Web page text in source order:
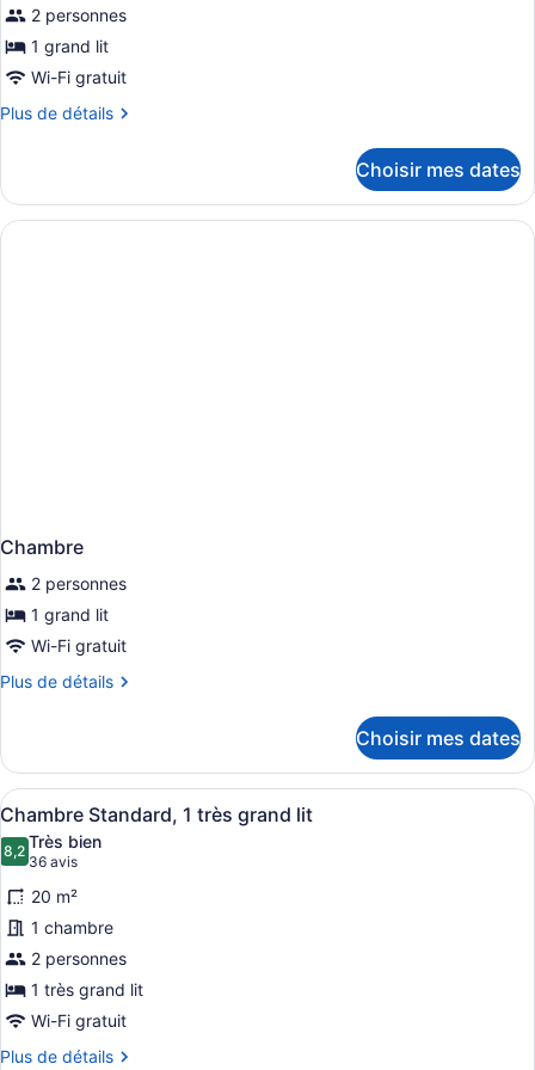
2 personnes
1 grand lit
Wi-Fi gratuit
Plus de détails
Plus
Chambre
Choisir mes dates
Chambre
2 personnes
1 grand lit
Wi-Fi gratuit
Plus de détails
Plus
Chambre
Choisir mes dates
Afficher
toutes
les
photos
pour
ce
type
de
chambre :
Chambre
Une chambre d’hôtel avec un lit
10
Chambre Standard, 1 très grand lit
8,28,2 sur 10
Très bien
36 avis
(36 avis)
20 m²
1 chambre
2 personnes
1 très grand lit
Wi-Fi gratuit
Plus de détails
Plus